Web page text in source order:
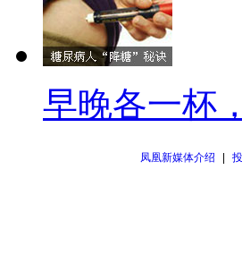
早晚各一杯
凤凰新媒体介绍